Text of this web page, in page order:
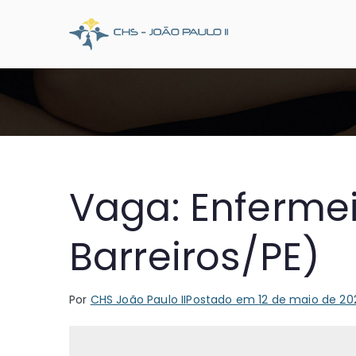
CHS
Vaga:
Barreiros/PE)
Por CHS João Paulo IIPostado em12 de maio de